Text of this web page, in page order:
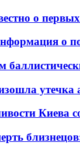
о
о
утечка
Киева